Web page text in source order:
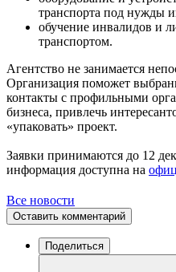
транспорта под нужды
обучение инвалидов и
транспортом.
Агентство не занимается
Организация поможет
контакты с профильными
бизнеса, привлечь
«упаковать» проект.
Заявки принимаются до 12
информация доступна на
Все новости
Оставить комментарий
Поделиться